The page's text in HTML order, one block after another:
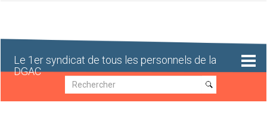
Le 1er syndicat de tous les personnels de la
DGAC
Recherche
Recherche